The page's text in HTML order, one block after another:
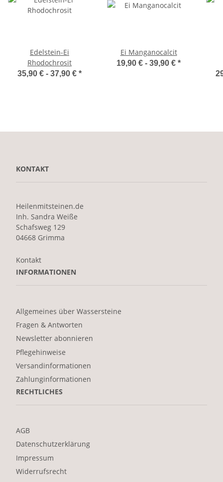
Edelstein-Ei
Rhodochrosit
35,90 € - 37,90 € *
Ei Manganocalcit
19,90 € - 39,90 € *
KONTAKT
Heilenmitsteinen.de
Inh. Sandra Weiße
Schafsweg 129
04668 Grimma
Kontakt
INFORMATIONEN
Allgemeines über Wassersteine
Fragen & Antworten
Newsletter abonnieren
Pflegehinweise
Versandinformationen
Zahlunginformationen
RECHTLICHES
AGB
Datenschutzerklärung
Impressum
Widerrufsrecht